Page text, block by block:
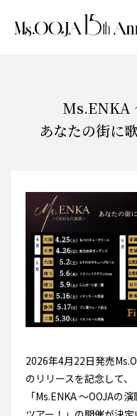
Ms.ENKA
あなたの街に
2026年4月22日発売
のリリースを記念して、
「Ms.ENKA 〜OOJAの